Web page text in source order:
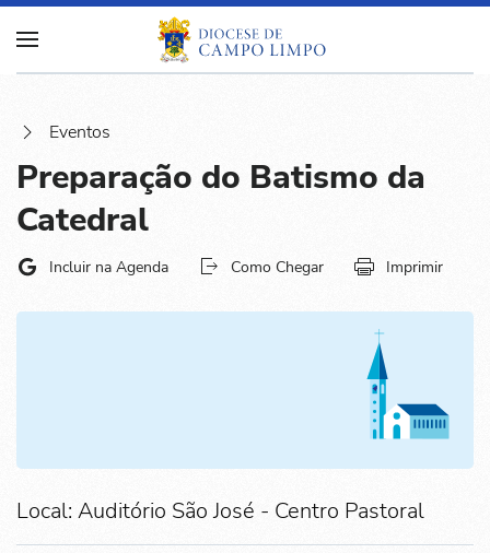
Eventos
Preparação do Batismo da
Catedral
Incluir na Agenda Como Chegar Imprimir
Local: Auditório São José - Centro Pastoral